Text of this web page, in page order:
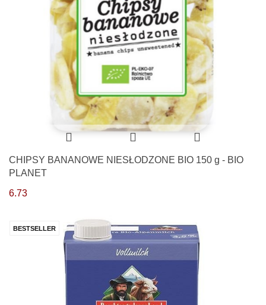
CHIPSY BANANOWE NIESŁODZONE BIO 150 g - BIO
PLANET
6.73
BESTSELLER